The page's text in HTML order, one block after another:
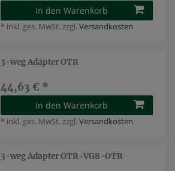
In den Warenkorb
* inkl. ges. MwSt.zzgl.Versandkosten
3-weg Adapter OTR
44,63 € *
In den Warenkorb
* inkl. ges. MwSt.zzgl.Versandkosten
3-weg Adapter OTR-VG8-OTR